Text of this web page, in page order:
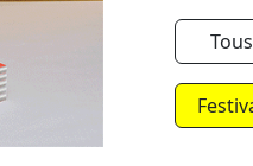
Tous